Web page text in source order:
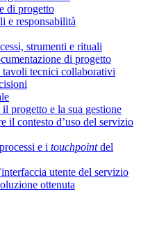
di progetto
e responsabilità
strumenti e rituali
di progetto
tavoli tecnici collaborativi
progetto e la sua gestione
il contesto d’uso del servizio
e i touchpointdel
utente del servizio
ottenuta